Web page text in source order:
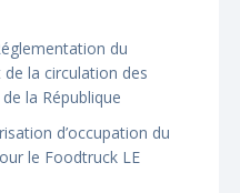
du
la circulation des
la République
d’occupation du
le Foodtruck LE